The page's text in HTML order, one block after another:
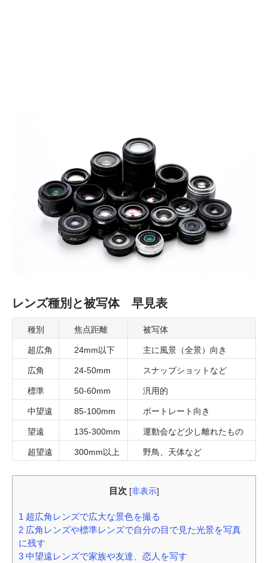
レンズ種別と被写体 早見表
種別 焦点距離 被写体
超広角 24mm以下 主に風景（全景）向き
広角 24-50mm スナップショットなど
標準 50-60mm 汎用的
中望遠 85-100mm ポートレート向き
望遠 135-300mm 運動会など少し離れたもの
超望遠 300mm以上 野鳥、天体など
目次 [非表示]
1 超広角レンズで広大な景色を撮る
2 広角レンズや標準レンズで自分の目で見た光景を写真
に残す
3 中望遠レンズで家族や友達、恋人を写す